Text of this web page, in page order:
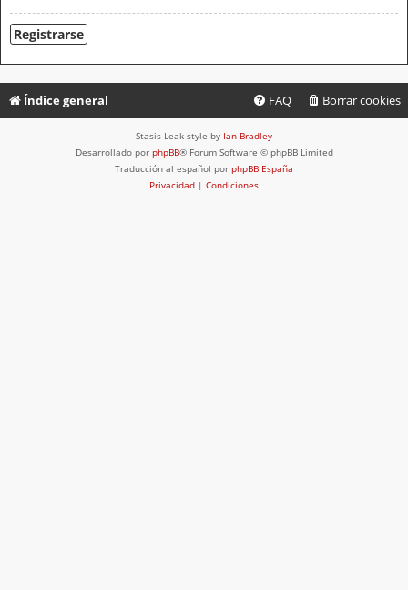
Registrarse
Índice general Borrar cookies
FAQ
Stasis Leak style by Ian Bradley
Desarrollado por phpBB® Forum Software © phpBB Limited
Traducción al español por phpBB España
Privacidad | Condiciones